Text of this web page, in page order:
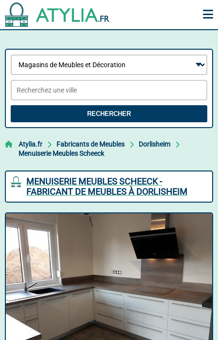
RECHERCHER
Atylia.fr Fabricants de Meubles
Dorlisheim
Menuiserie Meubles Scheeck
MENUISERIE MEUBLES SCHEECK -
FABRICANT DE MEUBLES À DORLISHEIM